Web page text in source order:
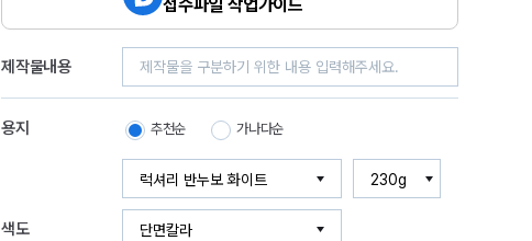
접수파일 작업가이드
제작물내용
용지 추천순 가나다순
색도